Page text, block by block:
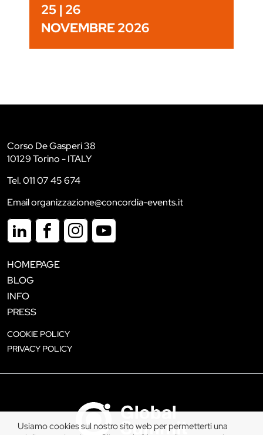
25 | 26
NOVEMBRE 2026
Corso De Gasperi 38
10129 Torino - ITALY
Tel. 011 07 45 674
Email organizzazione@concordia-events.it
HOMEPAGE
BLOG
INFO
PRESS
COOKIE POLICY
PRIVACY POLICY
Usiamo cookies sul nostro sito web per permetterti una